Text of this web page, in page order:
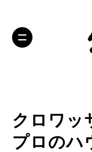
クロワッ
プロのハ